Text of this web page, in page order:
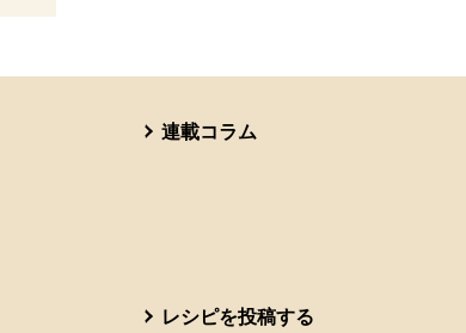
連載コラム
レシピを投稿する